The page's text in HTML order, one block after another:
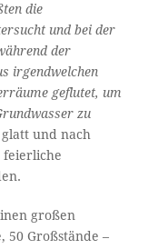
die
und bei der
der
irgendwelchen
geflutet, um
zu
und nach
feierliche
großen
50 Großstände –